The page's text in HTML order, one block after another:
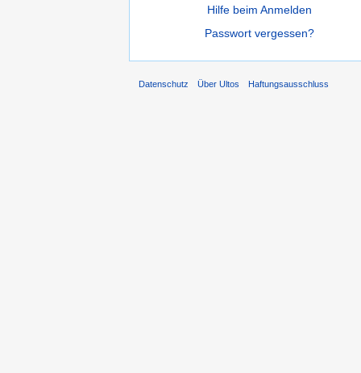
Hilfe beim Anmelden
Passwort vergessen?
Datenschutz Über Ultos Haftungsausschluss